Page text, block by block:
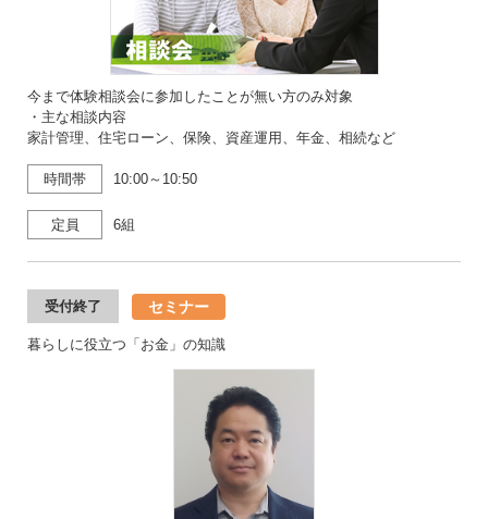
今まで体験相談会に参加したことが無い方のみ対象
・主な相談内容
家計管理、住宅ローン、保険、資産運用、年金、相続など
時間帯 10:00～10:50
定員 6組
受付終了 セミナー
暮らしに役立つ「お金」の知識